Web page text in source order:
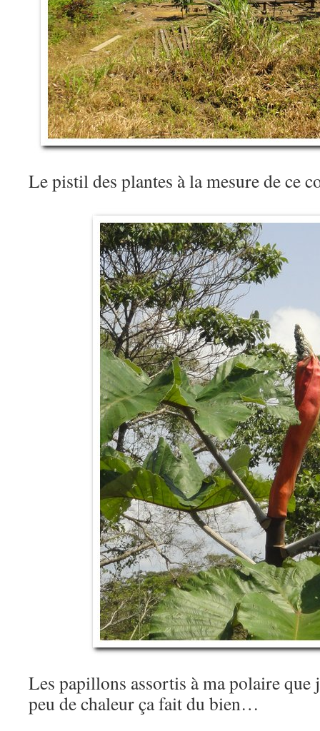
Le pistil des plantes à la mesure de ce
Les papillons assortis à ma polaire que
peu de chaleur ça fait du bien…